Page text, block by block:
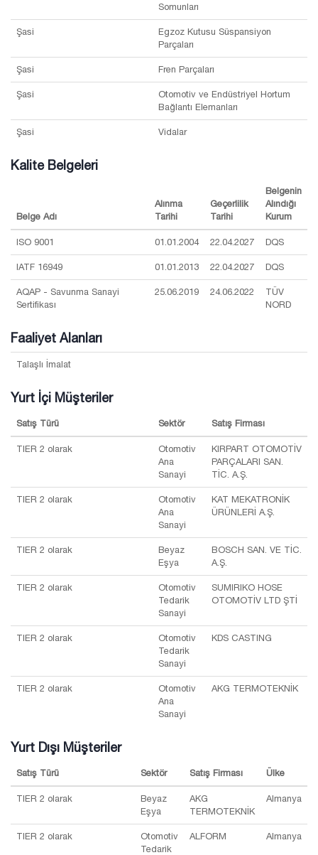
Somunları
Şasi
Egzoz Kutusu Süspansiyon
Parçaları
Şasi Fren Parçaları
Şasi
Otomotiv ve Endüstriyel Hortum
Bağlantı Elemanları
Şasi Vidalar
Kalite Belgeleri
Belge Adı
Alınma
Tarihi
Geçerlilik
Tarihi
Belgenin
Alındığı
Kurum
ISO 9001 01.01.2004 22.04.2027 DQS
IATF 16949 01.01.2013 22.04.2027 DQS
AQAP - Savunma Sanayi
Sertifikası
25.06.2019 24.06.2022
TÜV
NORD
Faaliyet Alanları
Talaşlı İmalat
Yurt İçi Müşteriler
Satış Türü Sektör Satış Firması
TIER 2 olarak
Otomotiv
Ana
Sanayi
KIRPART OTOMOTİV
PARÇALARI SAN.
TİC. A.Ş.
TIER 2 olarak
Otomotiv
Ana
Sanayi
KAT MEKATRONİK
ÜRÜNLERİ A.Ş.
TIER 2 olarak
Beyaz
Eşya
BOSCH SAN. VE TİC.
A.Ş.
TIER 2 olarak
Otomotiv
Tedarik
Sanayi
SUMIRIKO HOSE
OTOMOTİV LTD ŞTİ
TIER 2 olarak
Otomotiv
Tedarik
Sanayi
KDS CASTING
TIER 2 olarak
Otomotiv
Ana
Sanayi
AKG TERMOTEKNİK
Yurt Dışı Müşteriler
Satış Türü Sektör Satış Firması Ülke
TIER 2 olarak
Beyaz
Eşya
AKG
TERMOTEKNİK
Almanya
TIER 2 olarak
Otomotiv
Tedarik
ALFORM Almanya